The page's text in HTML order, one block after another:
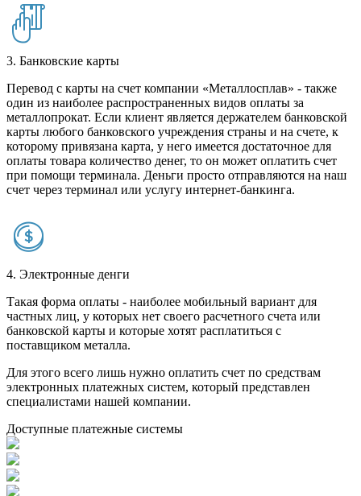
3. Банковские карты
Перевод с карты на счет компании «Металлосплав» - также
один из наиболее распространенных видов оплаты за
металлопрокат. Если клиент является держателем банковской
карты любого банковского учреждения страны и на счете, к
которому привязана карта, у него имеется достаточное для
оплаты товара количество денег, то он может оплатить счет
при помощи терминала. Деньги просто отправляются на наш
счет через терминал или услугу интернет-банкинга.
4. Электронные денги
Такая форма оплаты - наиболее мобильный вариант для
частных лиц, у которых нет своего расчетного счета или
банковской карты и которые хотят расплатиться с
поставщиком металла.
Для этого всего лишь нужно оплатить счет по средствам
электронных платежных систем, который представлен
специалистами нашей компании.
Доступные платежные системы